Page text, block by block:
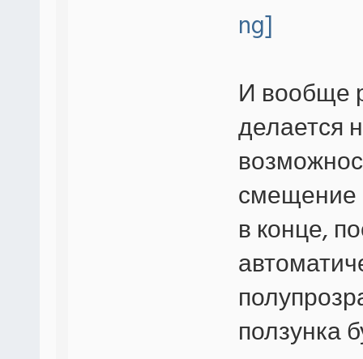
И вообще
делается
смещение
в конце,
ползунка